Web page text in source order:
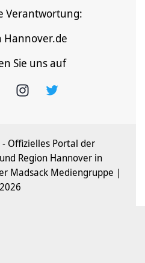
Verantwortung:
Hannover.de
Sie uns auf
- Offizielles Portal der
Region Hannover in
Madsack Mediengruppe |
2026